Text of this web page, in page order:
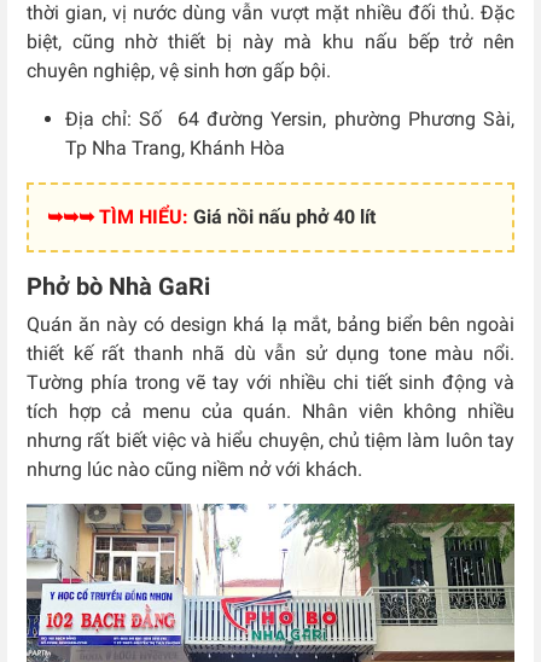
thời gian, vị nước dùng vẫn vượt mặt nhiều đối thủ. Đặc
biệt, cũng nhờ thiết bị này mà khu nấu bếp trở nên
chuyên nghiệp, vệ sinh hơn gấp bội.
Địa chỉ: Số
64 đường Yersin, phường Phương Sài,
Tp Nha Trang, Khánh Hòa
➥➥➥ TÌM HIỂU: Giá nồi nấu phở 40 lít
Phở bò Nhà GaRi
Quán ăn này có design khá lạ mắt, bảng biển bên ngoài
thiết kế rất thanh nhã dù vẫn sử dụng tone màu nổi.
Tường phía trong vẽ tay với nhiều chi tiết sinh động và
tích hợp cả menu của quán. Nhân viên không nhiều
nhưng rất biết việc và hiểu chuyện, chủ tiệm làm luôn tay
nhưng lúc nào cũng niềm nở với khách.